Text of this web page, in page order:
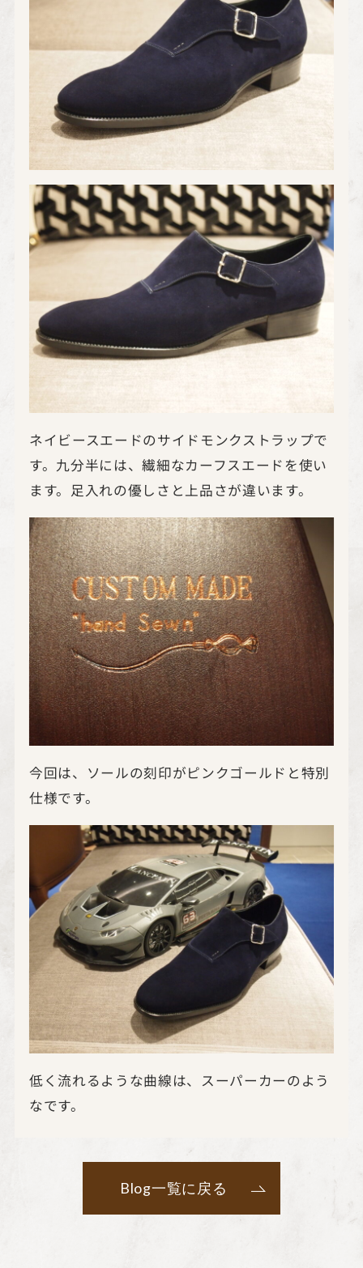
ネイビースエードのサイドモンクストラップで
す。九分半には、繊細なカーフスエードを使い
ます。足入れの優しさと上品さが違います。
今回は、ソールの刻印がピンクゴールドと特別
仕様です。
低く流れるような曲線は、スーパーカーのよう
なです。
Blog一覧に戻る